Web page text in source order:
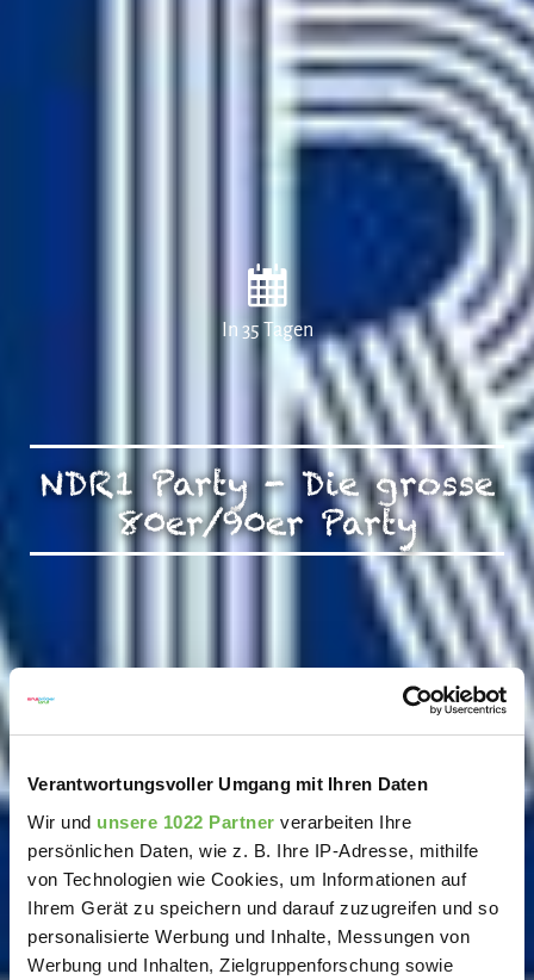
Verantwortungsvoller Umgang mit Ihren Daten
Wir und unsere 1022 Partner verarbeiten Ihre
persönlichen Daten, wie z. B. Ihre IP-Adresse, mithilfe
von Technologien wie Cookies, um Informationen auf
Ihrem Gerät zu speichern und darauf zuzugreifen und so
personalisierte Werbung und Inhalte, Messungen von
Werbung und Inhalten, Zielgruppenforschung sowie
In 35 Tagen
NDR1 Party - Die grosse
80er/90er Party